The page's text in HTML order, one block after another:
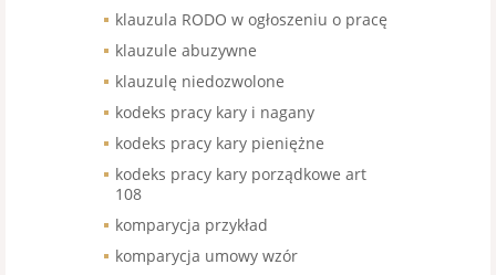
klauzula RODO w ogłoszeniu o pracę
klauzule abuzywne
klauzulę niedozwolone
kodeks pracy kary i nagany
kodeks pracy kary pieniężne
kodeks pracy kary porządkowe art
108
komparycja przykład
komparycja umowy wzór